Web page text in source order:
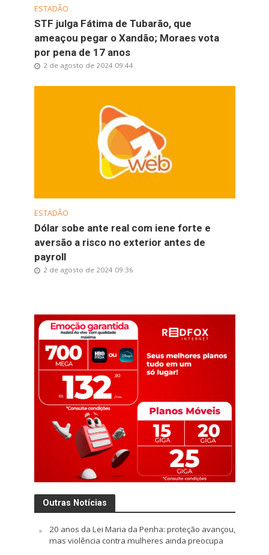
ESTADÃO
STF julga Fátima de Tubarão, que
ameaçou pegar o Xandão; Moraes vota
por pena de 17 anos
2 de agosto de 2024 09:44
ESTADÃO
Dólar sobe ante real com iene forte e
aversão a risco no exterior antes de
payroll
2 de agosto de 2024 09:36
Outras Notícias
20 anos da Lei Maria da Penha: proteção avançou,
mas violência contra mulheres ainda preocupa